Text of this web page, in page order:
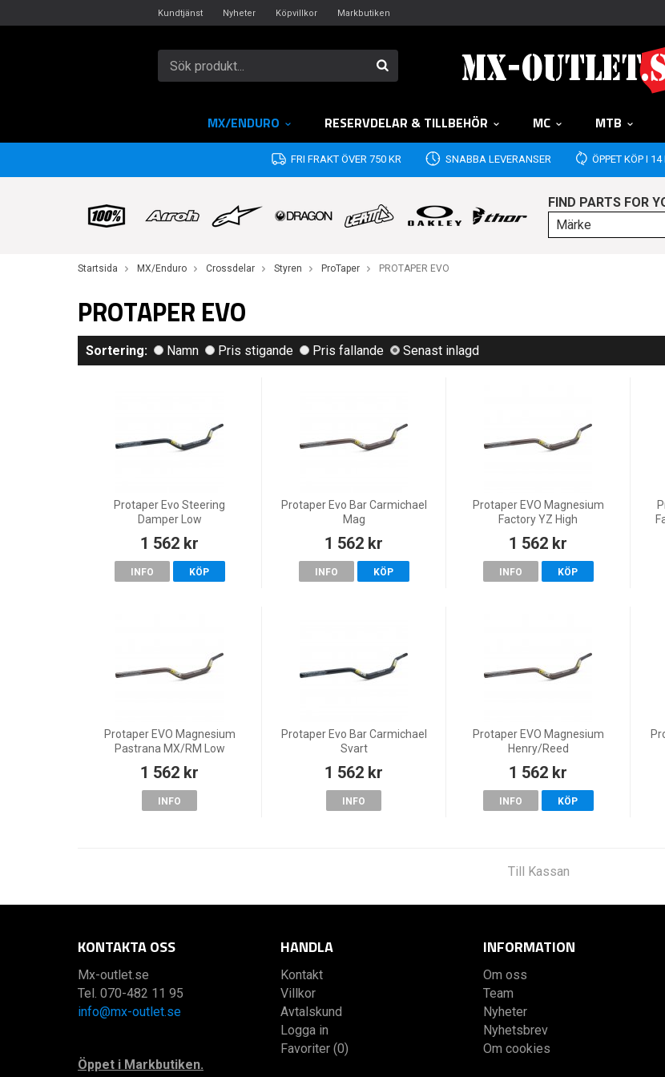
Kundtjänst Nyheter Köpvillkor Markbutiken
MX/ENDURO RESERVDELAR & TILLBEHÖR MC MTB
FRI FRAKT ÖVER 750 KR SNABBA LEVERANSER ÖPPET KÖP I 14
FIND PARTS FOR
Startsida MX/Enduro Crossdelar Styren ProTaper PROTAPER EVO
PROTAPER EVO
Sortering: Namn Pris stigande Pris fallande Senast inlagd
Protaper Evo Steering
Damper Low
1 562 kr
INFO KÖP
Protaper Evo Bar Carmichael
Mag
1 562 kr
INFO KÖP
Protaper EVO Magnesium
Factory YZ High
1 562 kr
INFO KÖP
Protaper EVO Magnesium
Pastrana MX/RM Low
1 562 kr
INFO
Protaper Evo Bar Carmichael
Svart
1 562 kr
INFO
Protaper EVO Magnesium
Henry/Reed
1 562 kr
INFO KÖP
Till Kassan
KONTAKTA OSS
Mx-outlet.se
Tel. 070-482 11 95
info@mx-outlet.se
Öppet i Markbutiken.
HANDLA
Kontakt
Villkor
Avtalskund
Logga in
Favoriter (0)
INFORMATION
Om oss
Team
Nyheter
Nyhetsbrev
Om cookies